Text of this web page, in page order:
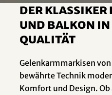
Der
und Balkon
Qualität
Gelenkarmmarkisen
bewährte Technik
Komfort und Design. Ob